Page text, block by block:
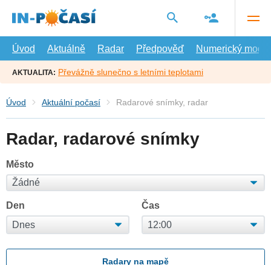
hlavní
Úvod
Aktuálně Radar Předpověď Numerický model
AKTUALITA: Převážně slunečno s letními teplotami
Úvod Aktuální počasí Radarové snímky, radar
Radar, radarové snímky
Město
Den Čas
Radary na mapě